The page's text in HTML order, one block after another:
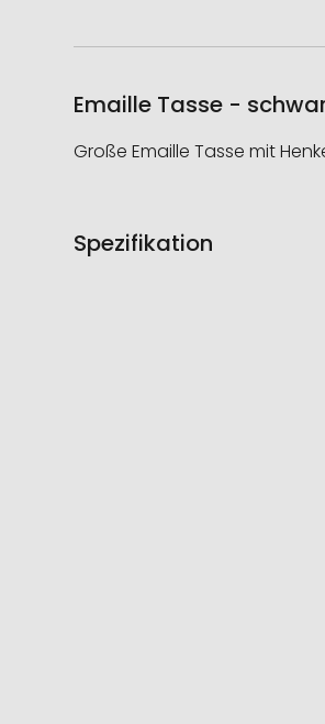
Emaille Tasse -
Große Emaille Tasse mit
Spezifikation